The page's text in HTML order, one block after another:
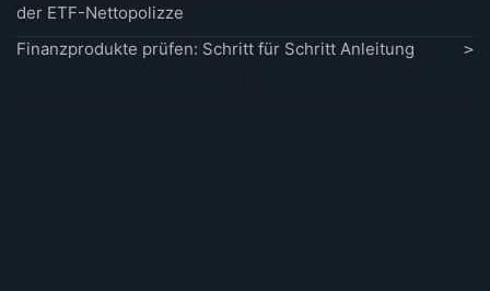
der ETF-Nettopolizze
Finanzprodukte prüfen: Schritt für Schritt Anleitung